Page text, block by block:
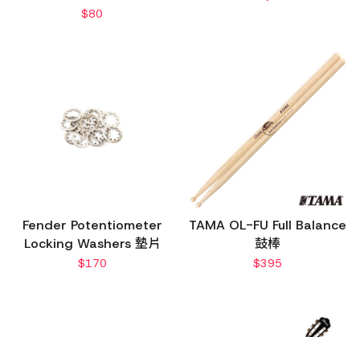
$80
Fender Potentiometer
Locking Washers 墊片
$170
TAMA OL-FU Full Balance
鼓棒
$395